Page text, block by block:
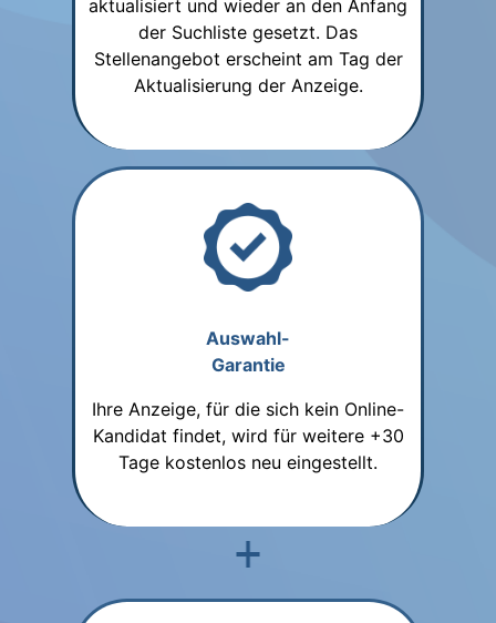
aktualisiert und wieder an den Anfang
der Suchliste gesetzt. Das
Stellenangebot erscheint am Tag der
Aktualisierung der Anzeige.
Auswahl-
Garantie
Ihre Anzeige, für die sich kein Online-
Kandidat findet, wird für weitere +30
Tage kostenlos neu eingestellt.